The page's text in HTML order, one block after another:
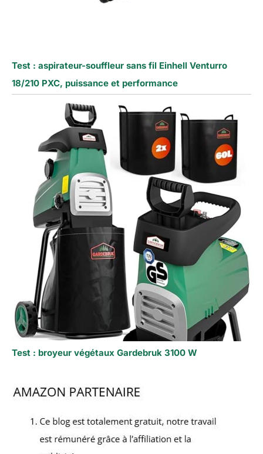
Test : aspirateur-souffleur sans fil Einhell Venturro
18/210 PXC, puissance et performance
Test : broyeur végétaux Gardebruk 3100 W